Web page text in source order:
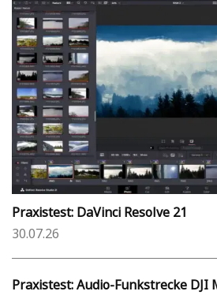
Praxistest: DaVinci Resolve 21
30.07.26
Praxistest: Audio-Funkstrecke DJI